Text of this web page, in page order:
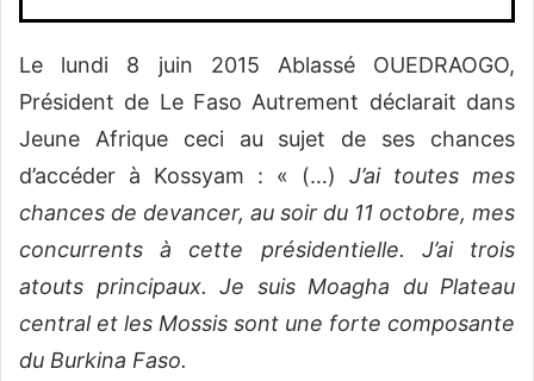
Le lundi 8 juin 2015 Ablassé OUEDRAOGO,
Président de Le Faso Autrement déclarait dans
Jeune Afrique ceci au sujet de ses chances
d’accéder à Kossyam : « (…) J’ai toutes mes
chances de devancer, au soir du 11 octobre, mes
concurrents à cette présidentielle. J’ai trois
atouts principaux. Je suis Moagha du Plateau
central et les Mossis sont une forte composante
du Burkina Faso.